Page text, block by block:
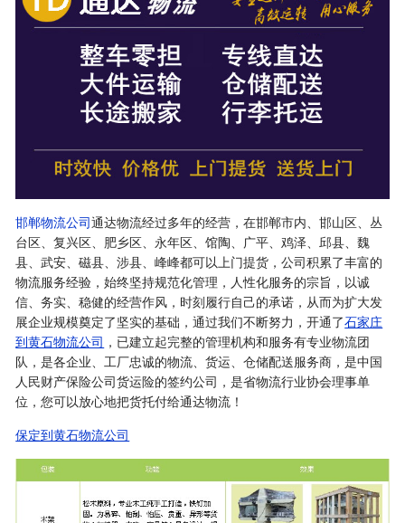
邯郸物流公司通达物流经过多年的经营，在邯郸市内、邯山区、丛
台区、复兴区、肥乡区、永年区、馆陶、广平、鸡泽、邱县、魏
县、武安、磁县、涉县、峰峰都可以上门提货，公司积累了丰富的
物流服务经验，始终坚持规范化管理，人性化服务的宗旨，以诚
信、务实、稳健的经营作风，时刻履行自己的承诺，从而为扩大发
展企业规模奠定了坚实的基础，通过我们不断努力，开通了石家庄
到黄石物流公司 ，已建立起完整的管理机构和服务有专业物流团
队，是各企业、工厂忠诚的物流、货运、仓储配送服务商，是中国
人民财产保险公司货运险的签约公司，是省物流行业协会理事单
位，您可以放心地把货托付给通达物流！
保定到黄石物流公司